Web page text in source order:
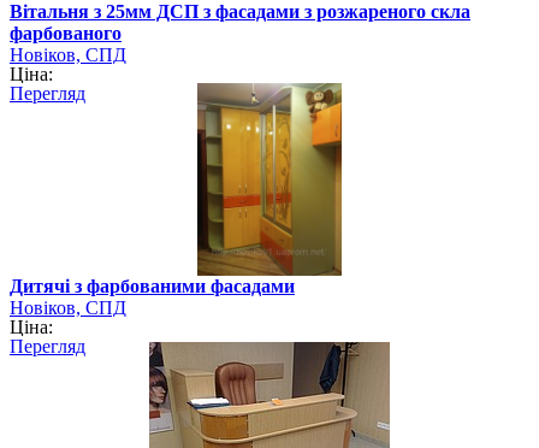
Вітальня з 25мм ДСП з фасадами з розжареного скла
фарбованого
Новіков, СПД
Ціна:
Перегляд
Дитячі з фарбованими фасадами
Новіков, СПД
Ціна:
Перегляд